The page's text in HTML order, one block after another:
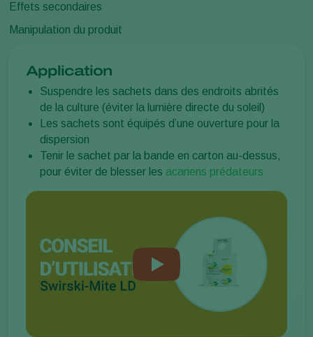
Effets secondaires
Manipulation du produit
Application
Suspendre les sachets dans des endroits abrités
de la culture (éviter la lumière directe du soleil)
Les sachets sont équipés d’une ouverture pour la
dispersion
Tenir le sachet par la bande en carton au-dessus,
pour éviter de blesser les acariens prédateurs